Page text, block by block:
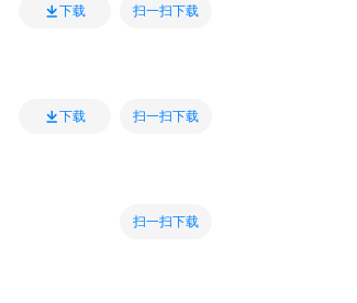
下载 扫一扫下载
下载 扫一扫下载
扫一扫下载